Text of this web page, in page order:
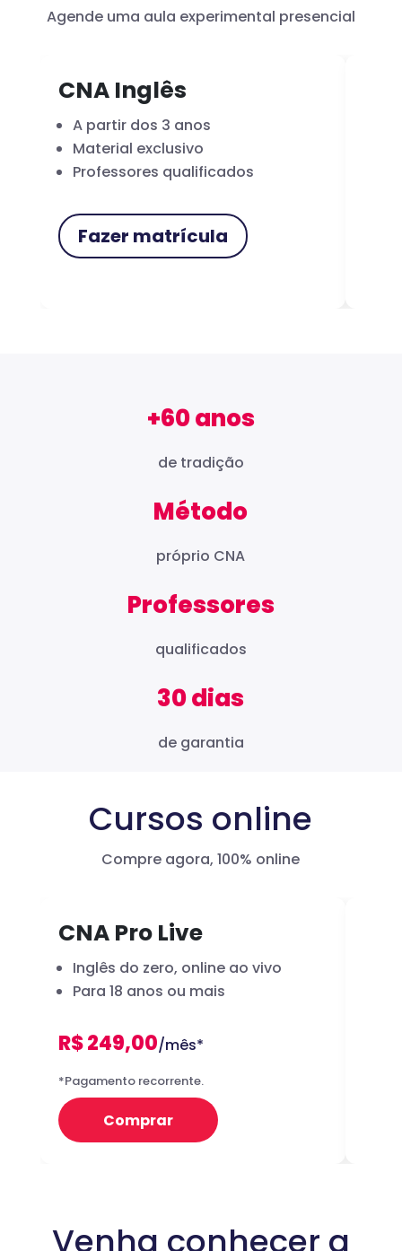
Agende uma aula experimental presencial
CNA Inglês
A partir dos 3 anos
Material exclusivo
Professores qualificados
Fazer matrícula
+60 anos
de tradição
Método
próprio CNA
Professores
qualificados
30 dias
de garantia
Cursos online
Compre agora, 100% online
CNA Pro Live
Inglês do zero, online ao vivo
Para 18 anos ou mais
R$ 249,00/mês*
*Pagamento recorrente.
Comprar
Venha conhecer a